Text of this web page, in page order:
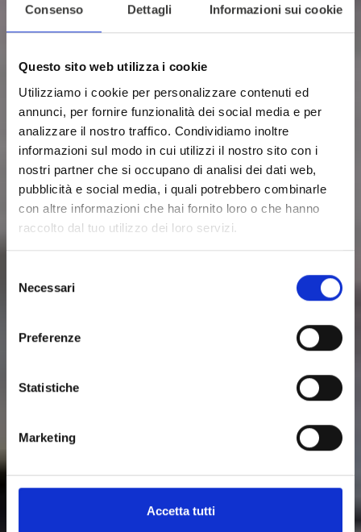
Consenso Dettagli Informazioni sui cookie
Questo sito web utilizza i cookie
Utilizziamo i cookie per personalizzare contenuti ed
annunci, per fornire funzionalità dei social media e per
analizzare il nostro traffico. Condividiamo inoltre
informazioni sul modo in cui utilizzi il nostro sito con i
nostri partner che si occupano di analisi dei dati web,
pubblicità e social media, i quali potrebbero combinarle
con altre informazioni che hai fornito loro o che hanno
raccolto dal tuo utilizzo dei loro servizi.
delNecessari
Preferenze
Statistiche
Marketing
Accetta tutti